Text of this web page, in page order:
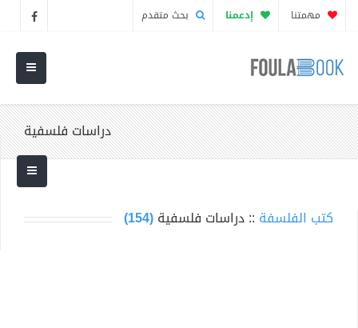
مهمتنا إدعمنا بحث متقدم
دراسات فلسفية
كتب الفلسفة :: دراسات فلسفية(154)